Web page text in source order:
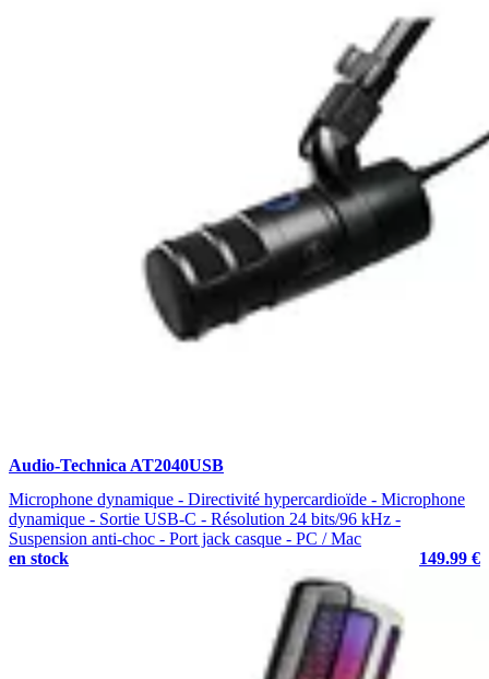
Audio-Technica AT2040USB
Microphone dynamique - Directivité hypercardioïde - Microphone
dynamique - Sortie USB-C - Résolution 24 bits/96 kHz -
Suspension anti-choc - Port jack casque - PC / Mac
en stock
149.99 €